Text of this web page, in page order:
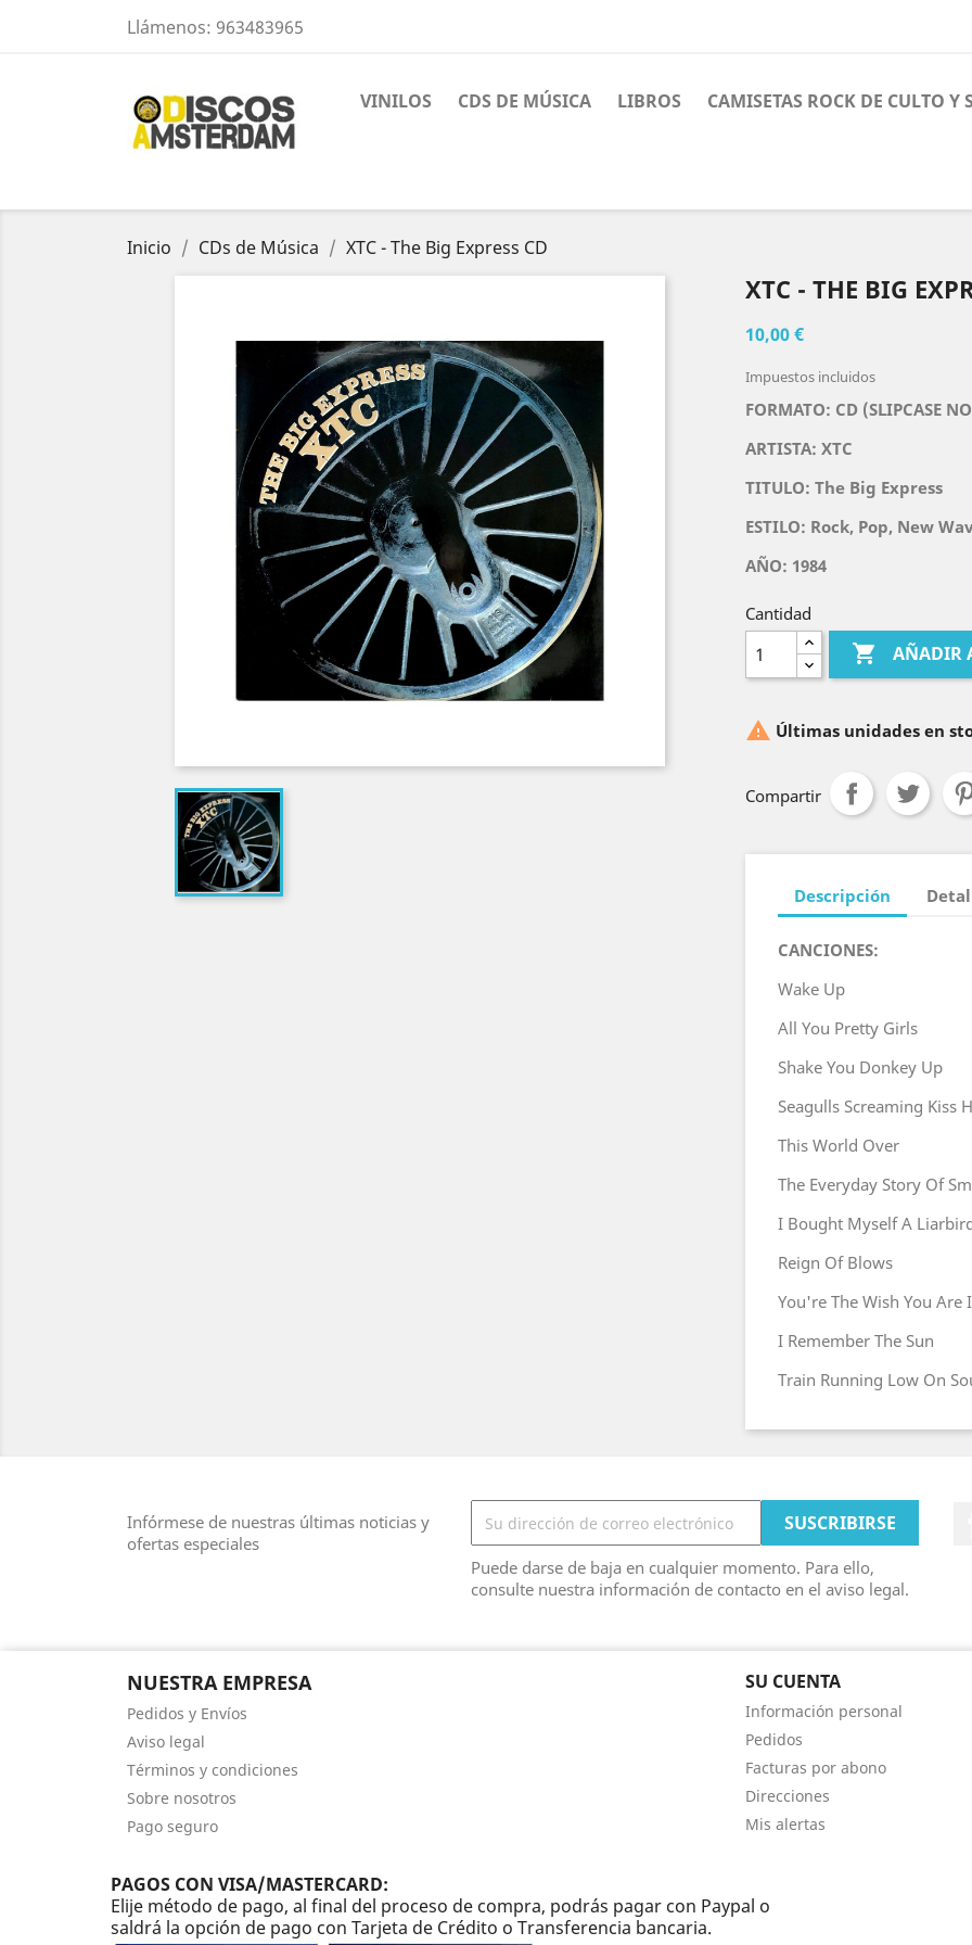
Llámenos: 963483965
VINILOS CDS DE MÚSICA LIBROS CAMISETAS ROCK DE CULTO Y
Inicio CDs de Música XTC - The Big Express CD
XTC - THE BIG
10,00 €
Impuestos incluidos
FORMATO: CD (SLIPCASE
ARTISTA: XTC
TITULO: The Big Express
ESTILO: Rock, Pop, New
AÑO: 1984
Cantidad
 AÑADIR
 Últimas unidades en
Compartir
Descripción
CANCIONES:
Wake Up
All You Pretty Girls
Shake You Donkey Up
Seagulls Screaming Kiss
This World Over
The Everyday Story Of
I Bought Myself A
Reign Of Blows
You're The Wish You Are
I Remember The Sun
Train Running Low On
Infórmese de nuestras últimas noticias y
ofertas especiales
Puede darse de baja en cualquier momento. Para ello,
consulte nuestra información de contacto en el aviso legal.
NUESTRA EMPRESA
Pedidos y Envíos
Aviso legal
Términos y condiciones
Sobre nosotros
Pago seguro
SU CUENTA
Información personal
Pedidos
Facturas por abono
Direcciones
Mis alertas
PAGOS CON VISA/MASTERCARD:
Elije método de pago, al final del proceso de compra, podrás pagar con Paypal o
saldrá la opción de pago con Tarjeta de Crédito o Transferencia bancaria.